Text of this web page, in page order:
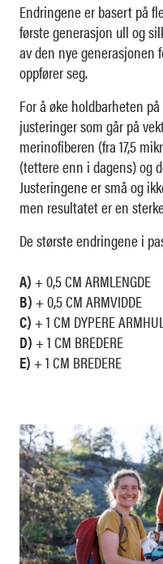
Endringene er basert på
første generasjon ull og
av den nye generasjonen
oppfører seg.
For å øke holdbarheten
justeringer som går på
merinofiberen (fra 17,5
(tettere enn i dagens) og
Justeringene er små og
men resultatet er en
De største endringene i
A)+ 0,5 CM ARMLENGDE
B)+ 0,5 CM ARMVIDDE
C)+ 1 CM DYPERE
D)+ 1 CM BREDERE
E)+ 1 CM BREDERE